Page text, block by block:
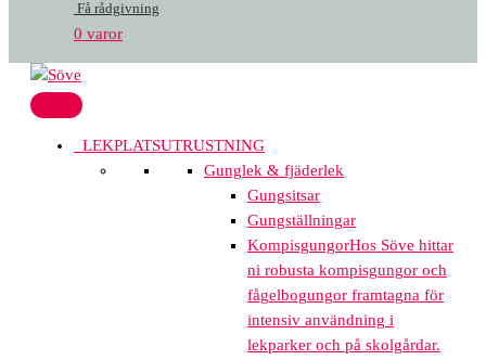
Få rådgivning
0 varor
LEKPLATSUTRUSTNING
Gunglek & fjäderlek
Gungsitsar
Gungställningar
KompisgungorHos Söve hittar
ni robusta kompisgungor och
fågelbogungor framtagna för
intensiv användning i
lekparker och på skolgårdar.